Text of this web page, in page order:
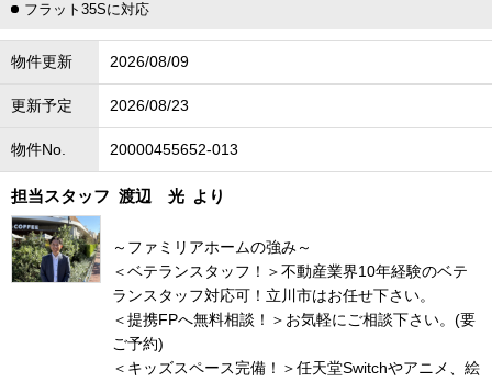
フラット35Sに対応
物件更新 2026/08/09
更新予定 2026/08/23
物件No. 20000455652-013
担当スタッフ 渡辺 光 より
～ファミリアホームの強み～
＜ベテランスタッフ！＞不動産業界10年経験のベテ
ランスタッフ対応可！立川市はお任せ下さい。
＜提携FPへ無料相談！＞お気軽にご相談下さい。(要
ご予約)
＜キッズスペース完備！＞任天堂Switchやアニメ、絵